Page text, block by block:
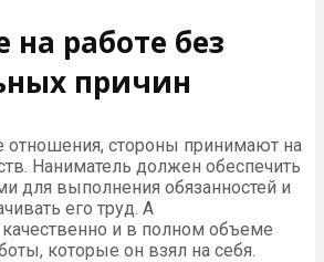
на работе без
причин
отношения, стороны принимают на
Наниматель должен обеспечить
для выполнения обязанностей и
его труд. А
и в полном объеме
которые он взял на себя.